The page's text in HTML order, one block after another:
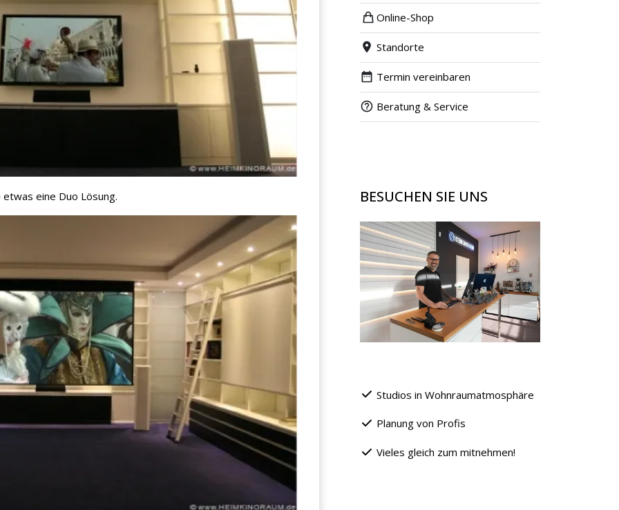
eine Duo Lösung.
Online-Shop
Standorte
Termin vereinbaren
Beratung & Service
BESUCHEN SIE UNS
Studios in Wohnraumatmosphäre
Planung von Profis
Vieles gleich zum mitnehmen!